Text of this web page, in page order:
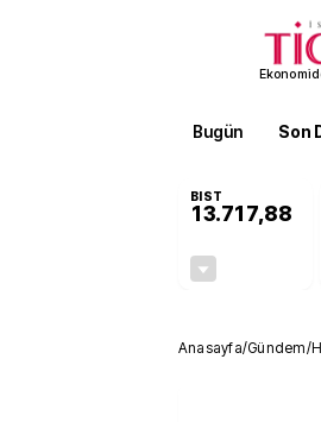
Bugün Son
BIST
13.717,88
Anasayfa/Gündem/